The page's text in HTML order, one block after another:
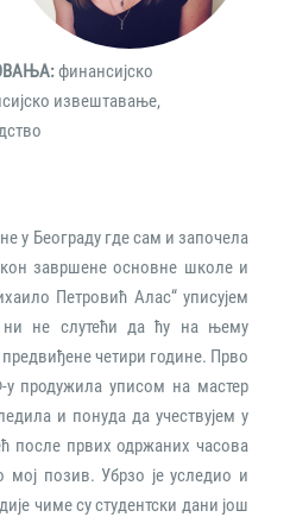
финансијско
извештавање,
у Београду где сам и започела
завршене основне школе и
Петровић Алас“ уписујем
ни не слутећи да ћу на њему
четири године. Прво
продужила уписом на мастер
и понуда да учествујем у
после првих одржаних часова
мој позив. Убрзо је уследио и
чиме су студентски дани још